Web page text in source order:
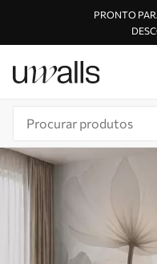
PRONTO